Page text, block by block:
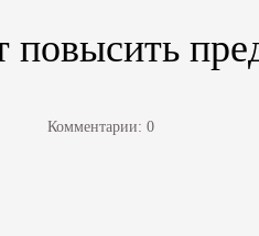
повысить
Комментарии: 0